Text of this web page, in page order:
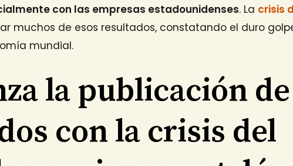
con las empresas estadounidenses. La crisis
muchos de esos resultados, constatando el duro
mundial.
la publicación de
con la crisis del